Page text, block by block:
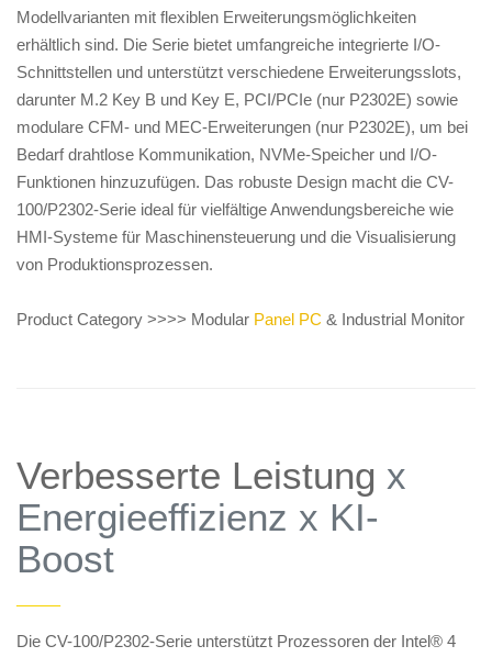
Modellvarianten mit flexiblen Erweiterungsmöglichkeiten
erhältlich sind. Die Serie bietet umfangreiche integrierte I/O-
Schnittstellen und unterstützt verschiedene Erweiterungsslots,
darunter M.2 Key B und Key E, PCI/PCIe (nur P2302E) sowie
modulare CFM- und MEC-Erweiterungen (nur P2302E), um bei
Bedarf drahtlose Kommunikation, NVMe-Speicher und I/O-
Funktionen hinzuzufügen. Das robuste Design macht die CV-
100/P2302-Serie ideal für vielfältige Anwendungsbereiche wie
HMI-Systeme für Maschinensteuerung und die Visualisierung
von Produktionsprozessen.
Product Category >>>> Modular Panel PC & Industrial Monitor
Verbesserte Leistung x
Energieeffizienz x KI-
Boost
——
Die CV-100/P2302-Serie unterstützt Prozessoren der Intel® 4